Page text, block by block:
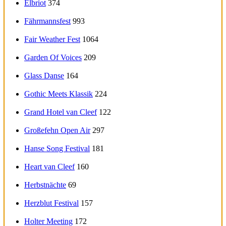
Elbriot 374
Fährmannsfest 993
Fair Weather Fest 1064
Garden Of Voices 209
Glass Danse 164
Gothic Meets Klassik 224
Grand Hotel van Cleef 122
Großefehn Open Air 297
Hanse Song Festival 181
Heart van Cleef 160
Herbstnächte 69
Herzblut Festival 157
Holter Meeting 172